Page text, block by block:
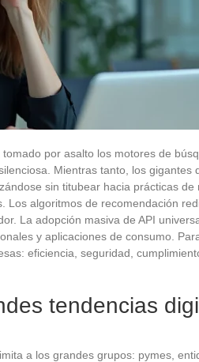
por asalto los motores de
Mientras tanto, los gigantes
sin titubear hacia prácticas de
Los algoritmos de recomendación
La adopción masiva de API
y aplicaciones de consumo.
eficiencia, seguridad,
tendencias
a los grandes grupos: pymes,